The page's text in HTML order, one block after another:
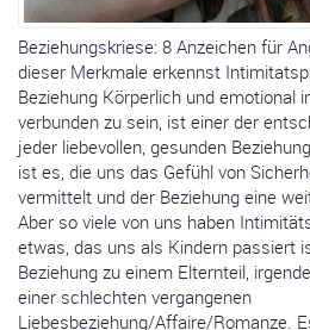
Beziehungskriese: 8 Anzeichen für
dieser Merkmale erkennst
Beziehung Körperlich und emotional
verbunden zu sein, ist einer der
jeder liebevollen, gesunden
ist es, die uns das Gefühl von
vermittelt und der Beziehung eine
Aber so viele von uns haben
etwas, das uns als Kindern passiert
Beziehung zu einem Elternteil,
einer schlechten vergangenen
Liebesbeziehung/Affaire/Romanze.